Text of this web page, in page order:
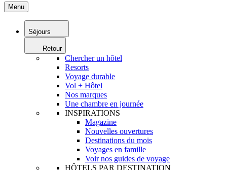
Menu
Séjours
Retour
Chercher un hôtel
Resorts
Voyage durable
Vol + Hôtel
Nos marques
Une chambre en journée
INSPIRATIONS
Magazine
Nouvelles ouvertures
Destinations du mois
Voyages en famille
Voir nos guides de voyage
HÔTELS PAR DESTINATION